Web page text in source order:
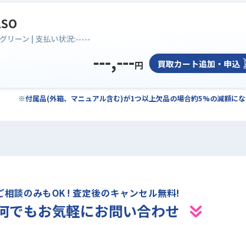
リーン | 支払い状況:-----
---,---円 買取カート追加・申込
※付属品(外箱、マニュアル含む)が1つ以上欠品の場合約5%の減額にな
相談のみもOK ! 査定後のキャンセル無料!
でもお気軽にお問い合わせ